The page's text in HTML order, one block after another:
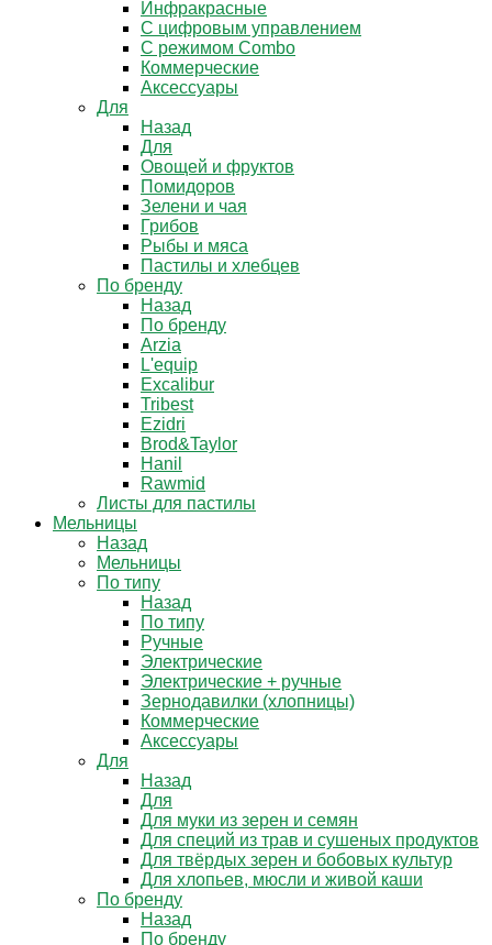
Инфракрасные
С цифровым управлением
С режимом Combo
Коммерческие
Аксессуары
Для
Назад
Для
Овощей и фруктов
Помидоров
Зелени и чая
Грибов
Рыбы и мяса
Пастилы и хлебцев
По бренду
Назад
По бренду
Arzia
L'equip
Excalibur
Tribest
Ezidri
Brod&Taylor
Hanil
Rawmid
Листы для пастилы
Мельницы
Назад
Мельницы
По типу
Назад
По типу
Ручные
Электрические
Электрические + ручные
Зернодавилки (хлопницы)
Коммерческие
Аксессуары
Для
Назад
Для
Для муки из зерен и семян
Для специй из трав и сушеных продуктов
Для твёрдых зерен и бобовых культур
Для хлопьев, мюсли и живой каши
По бренду
Назад
По бренду